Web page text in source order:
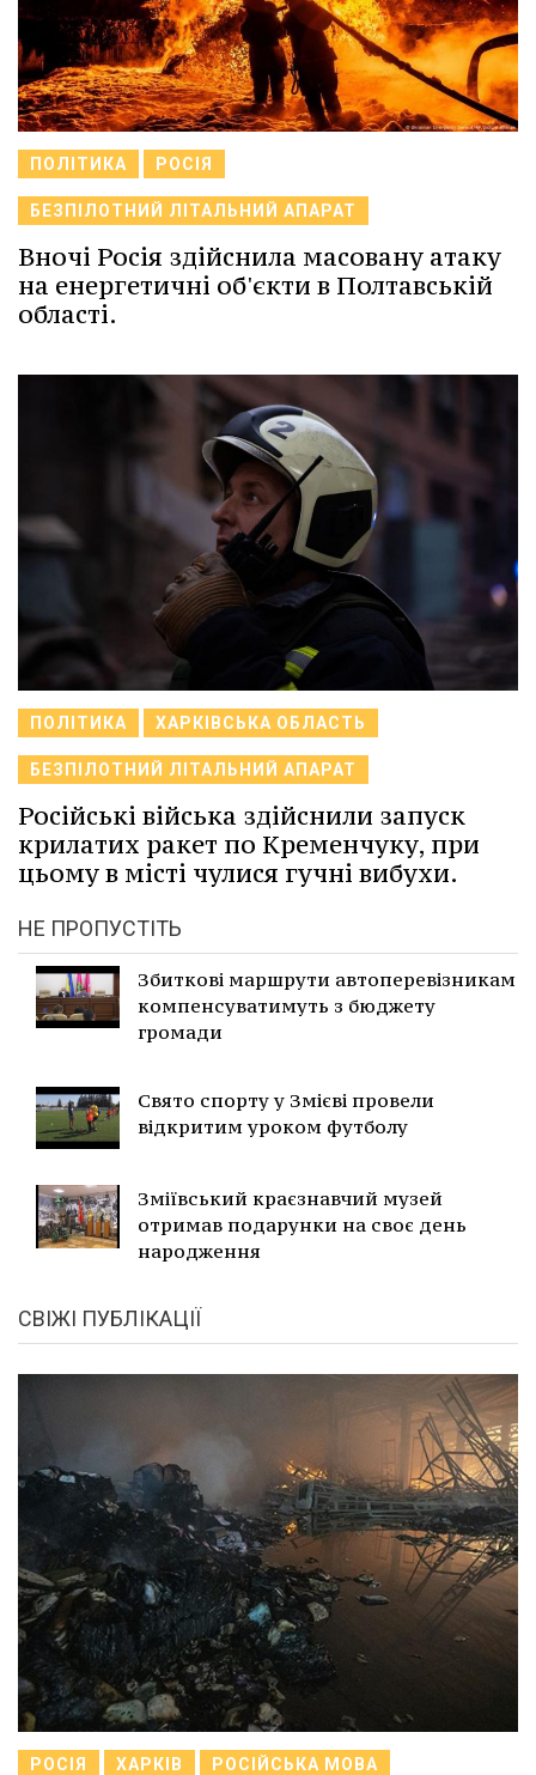
ПОЛІТИКА РОСІЯ
БЕЗПІЛОТНИЙ ЛІТАЛЬНИЙ АПАРАТ
Вночі Росія здійснила масовану атаку
на енергетичні об'єкти в Полтавській
області.
ПОЛІТИКА ХАРКІВСЬКА ОБЛАСТЬ
БЕЗПІЛОТНИЙ ЛІТАЛЬНИЙ АПАРАТ
Російські війська здійснили запуск
крилатих ракет по Кременчуку, при
цьому в місті чулися гучні вибухи.
НЕ ПРОПУСТІТЬ
Збиткові маршрути автоперевізникам
компенсуватимуть з бюджету
громади
Свято спорту у Змієві провели
відкритим уроком футболу
Зміївський краєзнавчий музей
отримав подарунки на своє день
народження
СВІЖІ ПУБЛІКАЦІЇ
РОСІЯ ХАРКІВ РОСІЙСЬКА МОВА